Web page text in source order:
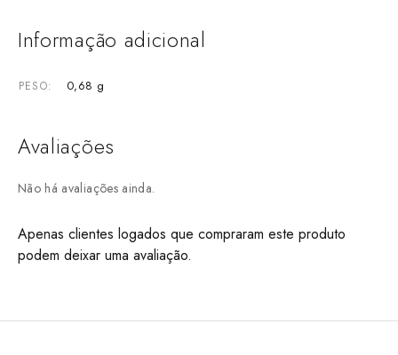
Informação adicional
PESO 0,68 g
Avaliações
Não há avaliações ainda.
Apenas clientes logados que compraram este produto
podem deixar uma avaliação.